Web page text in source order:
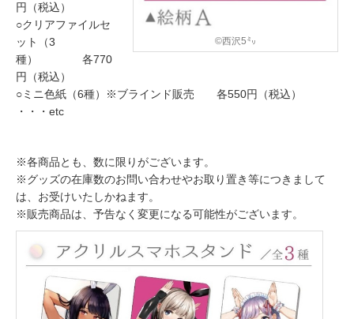
©西沢5㍉
円（税込）
○クリアファイルセ
ット（3
種） 各770
円（税込）
○ミニ色紙（6種）※ブラインド販売 各550円（税込）
・・・etc
※各商品とも、数に限りがございます。
※グッズの在庫数のお問い合わせやお取り置き等につきまして
は、お受けいたしかねます。
※販売商品は、予告なく変更になる可能性がございます。